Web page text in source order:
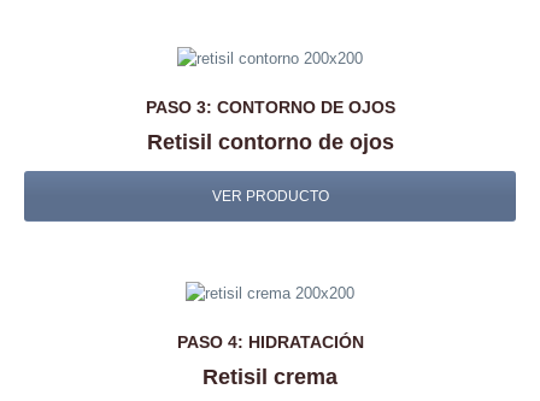
PASO 3: CONTORNO DE OJOS
Retisil contorno de ojos
VER PRODUCTO
PASO 4: HIDRATACIÓN
Retisil crema